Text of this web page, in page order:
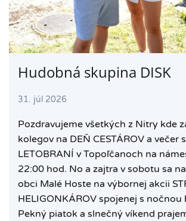
Hudobná skupina DISK
31. júl 2026
Pozdravujeme všetkých z Nitry kde
kolegov na DEŇ CESTÁROV a večer
LETOBRANÍ v Topoľčanoch na
22:00 hod. No a zajtra v sobotu sa
obci Malé Hoste na výbornej akcii
HELIGONKÁROV spojenej s nočnou
Pekný piatok a slnečný víkend